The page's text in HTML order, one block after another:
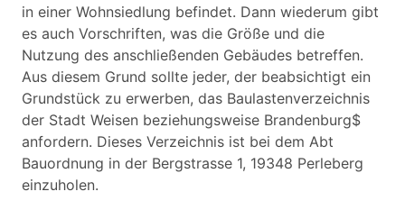
in einer Wohnsiedlung befindet. Dann wiederum gibt
es auch Vorschriften, was die Größe und die
Nutzung des anschließenden Gebäudes betreffen.
Aus diesem Grund sollte jeder, der beabsichtigt ein
Grundstück zu erwerben, das Baulastenverzeichnis
der Stadt Weisen beziehungsweise Brandenburg$
anfordern. Dieses Verzeichnis ist bei dem Abt
Bauordnung in der Bergstrasse 1, 19348 Perleberg
einzuholen.